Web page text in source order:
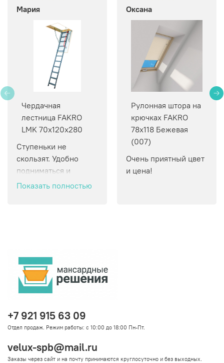
Мария
Чердачная
лестница FAKRO
LMK 70х120х280
Ступеньки не
скользят. Удобно
подниматься и
спускаться.
Показать полностью
Оксана
Рулонная штора на
крючках FAKRO
78х118 Бежевая
(007)
Очень приятный цвет
и цена!
+7 921 915 63 09
Отдел продаж. Режим работы: с 10:00 до 18:00 Пн-Пт.
velux-spb@mail.ru
Заказы через сайт и на почту принимаются круглосуточно и без выходных.